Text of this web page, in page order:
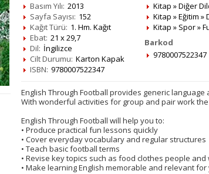
Basım Yılı: 2013
Sayfa Sayısı: 152
Kağıt Türü: 1. Hm. Kağıt
Ebat: 21 x 29,7
Dil: İngilizce
Cilt Durumu: Karton Kapak
ISBN: 9780007522347
Kitap »Diğer
Kitap »Eğitim »
Kitap » Spor»
Barkod
9780007522347
English Through Football provides generic
With wonderful activities for group and pair work
English Through Football will help you to:
• Produce practical fun lessons quickly
• Cover everyday vocabulary and regular structures
• Teach basic football terms
• Revise key topics such as food clothes people
• Make learning English memorable and relevant